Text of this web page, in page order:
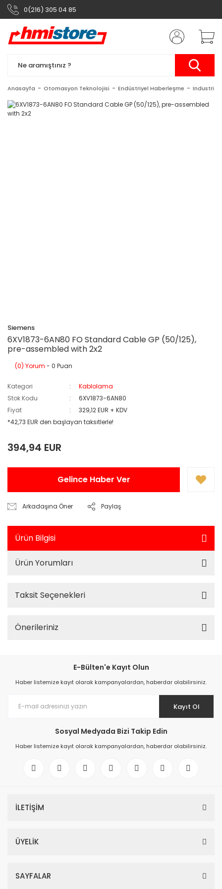
0(216) 305 04 85
Anasayfa Otomasyon Teknolojisi Endüstriyel Haberleşme Industrial
Siemens
6XV1873-6AN80 FO Standard Cable GP (50/125),
pre-assembled with 2x2
(0) Yorum - 0 Puan
Kategori
Kablolama
Stok Kodu
6XV1873-6AN80
Fiyat
329,12 EUR + KDV
*42,73 EUR den başlayan taksitlerle!
394,94 EUR
Gelince Haber Ver
Arkadaşına Öner Paylaş
Ürün Bilgisi
Ürün Yorumları
Taksit Seçenekleri
Önerileriniz
E-Bülten'e Kayıt Olun
Haber listemize kayıt olarak kampanyalardan, haberdar olabilirsiniz.
Kayıt Ol
Sosyal Medyada Bizi Takip Edin
Haber listemize kayıt olarak kampanyalardan, haberdar olabilirsiniz.
İLETİŞİM
ÜYELİK
SAYFALAR